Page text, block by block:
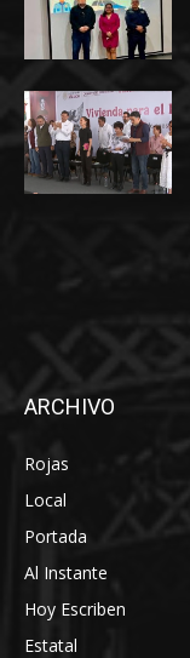
ARCHIVO
Rojas
Local
Portada
Al Instante
Hoy Escriben
Estatal